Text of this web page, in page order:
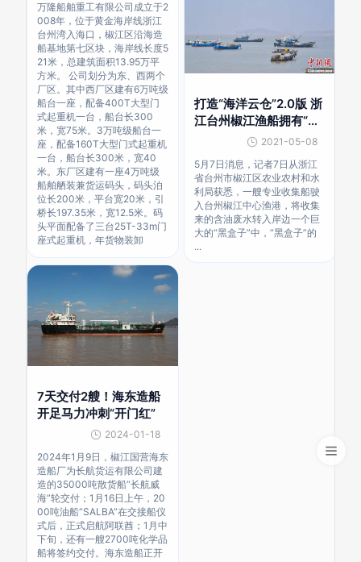
万隆船舶重工有限公司成立于2
008年，位于黄金海岸线浙江
台州湾入海口，椒江区沿海造
船基地第七区块，海岸线长度5
21米，总建筑面积13.95万平
方米。 公司划分为东、西两个
厂区。其中西厂区建有6万吨级
船台一座，配备400T大型门
式起重机一台，船台长300
米，宽75米。3万吨级船台一
座，配备160T大型门式起重机
一台，船台长300米，宽40
米。东厂区建有一座4万吨级
船舶舾装兼货运码头，码头泊
位长200米，平台宽20米，引
桥长197.35米，宽12.5米。码
头平面配备了三台25T-33m门
座式起重机，年货物装卸
7天交付2艘！海东造船
开足马力冲刺“开门红”
2024-01-18
2024年1月9日，椒江国营海东
造船厂为长航货运有限公司建
造的35000吨散货船“长航威
海”轮交付；1月16日上午，20
00吨油船“SALBA”在交接船仪
式后，正式启航阿联酋；1月中
下旬，还有一艘2700吨化学品
船将签约交付。海东造船正开
打造“海洋云仓”2.0版 浙
江台州椒江渔船拥有“健
2021-05-08
5月7日消息，记者7日从浙江
省台州市椒江区农业农村和水
利局获悉，一艘专业收集船驶
入台州椒江中心渔港，将收集
来的含油废水转入岸边一个巨
大的“黑盒子”中，“黑盒子”的
...